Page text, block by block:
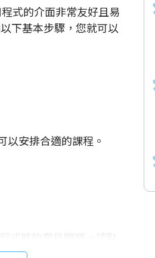
式的介面非常友好且易
下基本步驟，您就可以
以安排合適的課程。